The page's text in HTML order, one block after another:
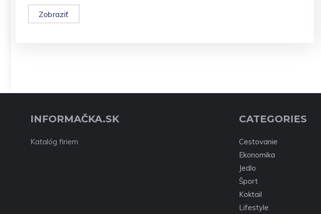
Zobraziť
INFORMAČKA.SK
Katalóg firiem
CATEGORIES
Cestovanie
Ekonomika
Jedlo
Šport
Koktail
Lifestyle